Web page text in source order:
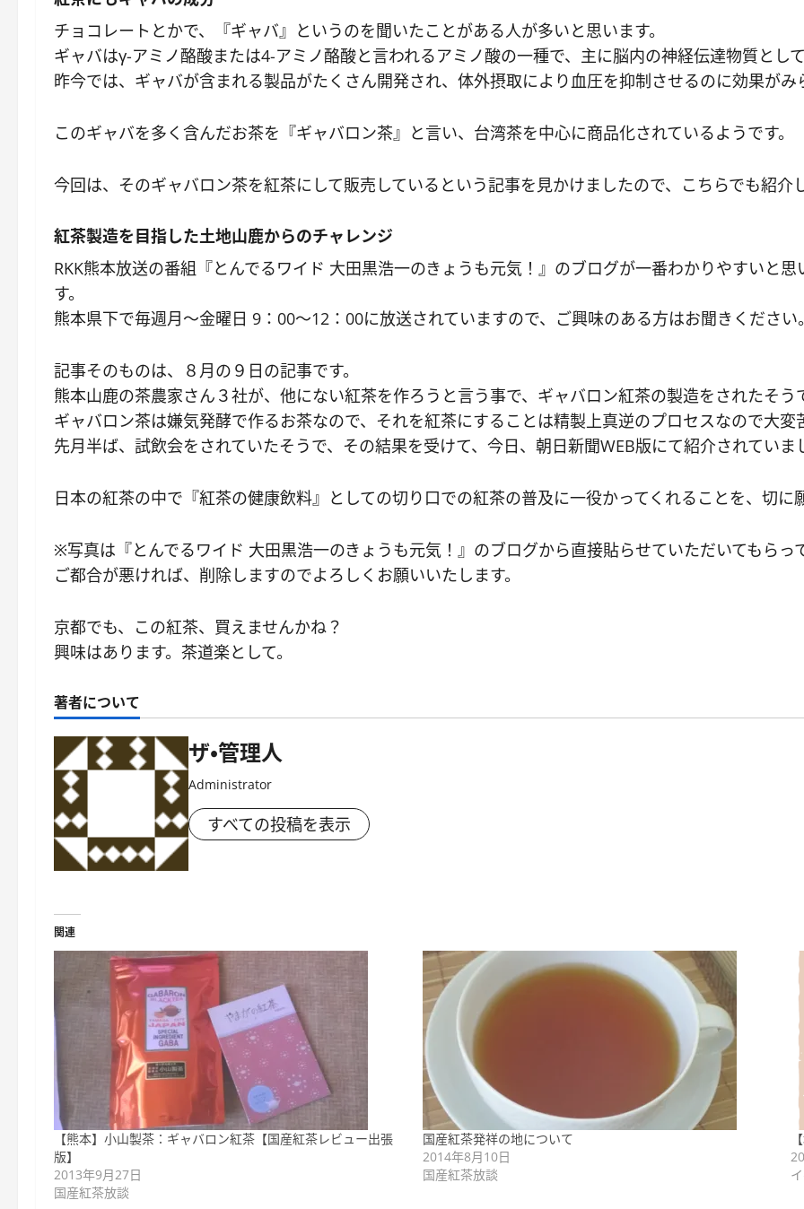
チョコレートとかで、『ギャバ』というのを聞いたことがある人が多いと思います。
ギャバはγ-アミノ酪酸または4-アミノ酪酸と言われるアミノ酸の一種で、主に脳内の神経伝達物質とし
昨今では、ギャバが含まれる製品がたくさん開発され、体外摂取により血圧を抑制させるのに効果がみ
このギャバを多く含んだお茶を『ギャバロン茶』と言い、台湾茶を中心に商品化されているようです。
今回は、そのギャバロン茶を紅茶にして販売しているという記事を見かけましたので、こちらでも紹介
紅茶製造を目指した土地山鹿からのチャレンジ
RKK熊本放送の番組『とんでるワイド 大田黒浩一のきょうも元気！』のブログが一番わかりやすいと
す。
熊本県下で毎週月～金曜日 9：00～12：00に放送されていますので、ご興味のある方はお聞きください
記事そのものは、８月の９日の記事です。
熊本山鹿の茶農家さん３社が、他にない紅茶を作ろうと言う事で、ギャバロン紅茶の製造をされたそう
ギャバロン茶は嫌気発酵で作るお茶なので、それを紅茶にすることは精製上真逆のプロセスなので大変
先月半ば、試飲会をされていたそうで、その結果を受けて、今日、朝日新聞WEB版にて紹介されていま
日本の紅茶の中で『紅茶の健康飲料』としての切り口での紅茶の普及に一役かってくれることを、切に
※写真は『とんでるワイド 大田黒浩一のきょうも元気！』のブログから直接貼らせていただいてもらっ
ご都合が悪ければ、削除しますのでよろしくお願いいたします。
京都でも、この紅茶、買えませんかね？
興味はあります。茶道楽として。
著者について
ザ・管理人
Administrator
すべての投稿を表示
関連
【熊本】小山製茶：ギャバロン紅茶【国産紅茶レビュー出張
版】
2013年9月27日
国産紅茶放談
国産紅茶発祥の地について
2014年8月10日
国産紅茶放談